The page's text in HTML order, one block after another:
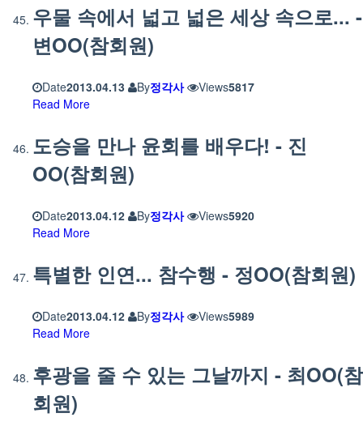
우물 속에서 넓고 넓은 세상 속으로... -
변OO(참회원)
Date2013.04.13 By정각사 Views5817
Read More
도승을 만나 윤회를 배우다! - 진
OO(참회원)
Date2013.04.12 By정각사 Views5920
Read More
특별한 인연... 참수행 - 정OO(참회원)
Date2013.04.12 By정각사 Views5989
Read More
후광을 줄 수 있는 그날까지 - 최OO(참
회원)